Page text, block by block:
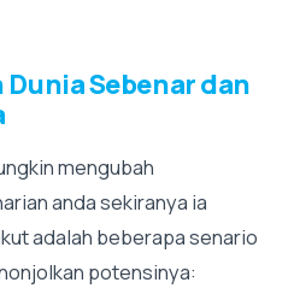
Sebenar dan
mengubah
anda sekiranya ia
adalah beberapa senario
potensinya: